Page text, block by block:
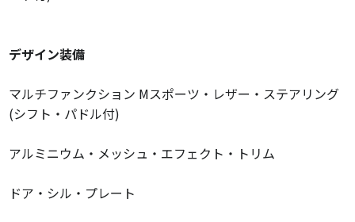
デザイン装備
マルチファンクション Mスポーツ・レザー・ステアリング
(シフト・パドル付)
アルミニウム・メッシュ・エフェクト・トリム
ドア・シル・プレート